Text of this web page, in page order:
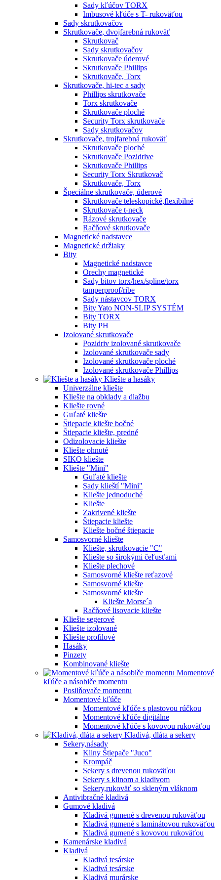
Sady kľúčov TORX
Imbusové kľúče s T- rukoväťou
Sady skrutkovačov
Skrutkovače, dvojfarebná rukoväť
Skrutkovač
Sady skrutkovačov
Skrutkovače úderové
Skrutkovače Phillips
Skrutkovače, Torx
Skrutkovače, hi-tec a sady
Phillips skrutkovače
Torx skrutkovače
Skrutkovače ploché
Security Torx skrutkovače
Sady skrutkovačov
Skrutkovače, trojfarebná rukoväť
Skrutkovače ploché
Skrutkovače Pozidrive
Skrutkovače Phillips
Security Torx Skrutkovač
Skrutkovače, Torx
Špeciálne skrutkovače, úderové
Skrutkovače teleskopické,flexibilné
Skrutkovače t-neck
Rázové skrutkovače
Račňové skrutkovače
Magnetické nadstavce
Magnetické držiaky
Bity
Magnetické nadstavce
Orechy magnetické
Sady bitov torx/hex/spline/torx
tamperproof/ribe
Sady nástavcov TORX
Bity Yato NON-SLIP SYSTÉM
Bity TORX
Bity PH
Izolované skrutkovače
Pozidriv izolované skrutkovače
Izolované skrutkovače sady
Izolované skrutkovače ploché
Izolované skrutkovače Phillips
Kliešte a hasáky
Univerzálne kliešte
Kliešte na obklady a dlažbu
Kliešte rovné
Guľaté kliešte
Štiepacie kliešte bočné
Štiepacie kliešte, predné
Odizolovacie kliešte
Kliešte ohnuté
SIKO kliešte
Kliešte "Mini"
Guľaté kliešte
Sady klieští "Mini"
Kliešte jednoduché
Kliešte
Zakrivené kliešte
Štiepacie kliešte
Kliešte bočné štiepacie
Samosvorné kliešte
Kliešte, skrutkovacie "C"
Kliešte so širokými čeľusťami
Kliešte plechové
Samosvorné kliešte reťazové
Samosvorné kliešte
Samosvorné kliešte
Kliešte Morse´a
Račňové lisovacie kliešte
Kliešte segerové
Kliešte izolované
Kliešte profilové
Hasáky
Pinzety
Kombinované kliešte
Momentové
kľúče a násobiče momentu
Posilňovače momentu
Momentové kľúče
Momentové kľúče s plastovou rúčkou
Momentové kľúče digitálne
Momentové kľúče s kovovou rukoväťou
Kladivá, dláta a sekery
Sekery,násady
Kliny Štiepače "Juco"
Krompáč
Sekery s drevenou rukoväťou
Sekery s klinom a kladivom
Sekery,rukoväť so skleným vláknom
Antivibračné kladivá
Gumové kladivá
Kladivá gumené s drevenou rukoväťou
Kladivá gumené s laminátovou rukoväťou
Kladivá gumené s kovovou rukoväťou
Kamenárske kladivá
Kladivá
Kladivá tesárske
Kladivá tesárske
Kladivá murárske